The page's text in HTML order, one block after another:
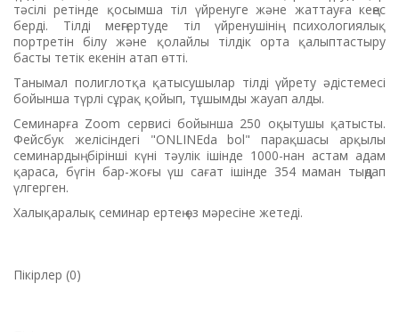
тәсілі ретінде қосымша тіл үйренуге және жаттауға кеңес
берді. Тілді меңгертуде тіл үйренушінің психологиялық
портретін білу және қолайлы тілдік орта қалыптастыру
басты тетік екенін атап өтті.
Танымал полиглотқа қатысушылар тілді үйрету әдістемесі
бойынша түрлі сұрақ қойып, тұшымды жауап алды.
Семинарға Zoom сервисі бойынша 250 оқытушы қатысты.
Фейсбук желісіндегі "ONLINEda bol" парақшасы арқылы
семинардың бірінші күні тәулік ішінде 1000-нан астам адам
қараса, бүгін бар-жоғы үш сағат ішінде 354 маман тыңдап
үлгерген.
Халықаралық семинар ертең өз мәресіне жетеді.
Пікірлер (0)